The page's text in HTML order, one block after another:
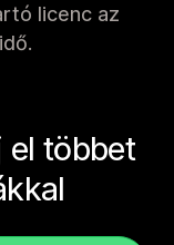
licenc az
el többet